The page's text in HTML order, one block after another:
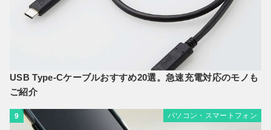
USB Type-Cケーブルおすすめ20選。急速充電対応のモノも
ご紹介
9 パソコン・スマートフォン